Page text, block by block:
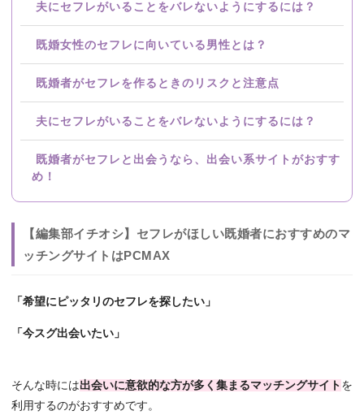
夫にセフレがいることをバレないようにするには？
既婚女性のセフレに向いている男性とは？
既婚者がセフレを作るときのリスクと注意点
夫にセフレがいることをバレないようにするには？
既婚者がセフレと出会うなら、出会い系サイトがおすす
め！
【編集部イチオシ】セフレがほしい既婚者におすすめのマ
ッチングサイトはPCMAX
「希望にピッタリのセフレを探したい」
「今スグ出会いたい」
そんな時には出会いに意欲的な方が多く集まるマッチングサイト を
利用するのがおすすめです。